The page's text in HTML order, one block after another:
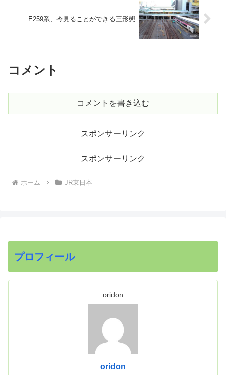
E259系、今見ることができる三形態
コメント
コメントを書き込む
スポンサーリンク
スポンサーリンク
ホーム JR東日本
プロフィール
oridon
oridon